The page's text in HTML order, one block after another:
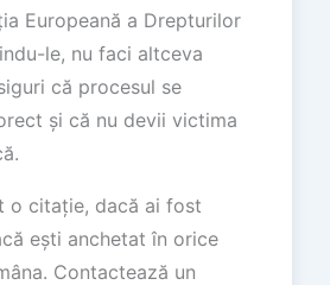
Europeană a Drepturilor
le, nu faci altceva
că procesul se
și că nu devii victima
o citație, dacă ai fost
ești anchetat în orice
Contactează un